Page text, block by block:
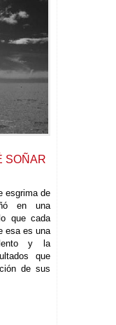
SOÑAR
esgrima de
en una
que cada
esa es una
y la
que
de sus